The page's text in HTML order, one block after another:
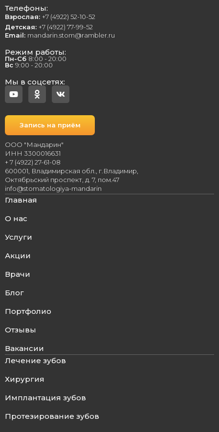
Главная
О нас
Услуги
Акции
Врачи
Блог
Портфолио
Отзывы
Вакансии
Лечение зубов
Хирургия
Имплантация зубов
Протезирование зубов
Телефоны:
Взрослая: +7 (4922) 52-10-52
Детская: +7 (4922) 77-99-52
Email: mandarin.stom@rambler.ru
Режим работы:
Пн-Сб 8:00 - 20:00
Вс 9:00 - 20:00
Мы в соцсетях:
Запись на приём
ООО "Мандарин"
ИНН 3300016631
+ 7 (4922) 27-61-08
600001, Владимирская обл., г.Владимир,
Октябрьский проспект, д. 7, пом.47
info@stomatologiya-mandarin